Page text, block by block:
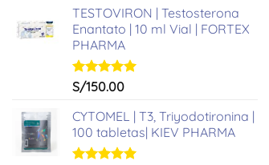
de 5
TESTOVIRON | Testosterona
Enantato | 10 ml Vial | FORTEX
PHARMA
Valorado
de 5
S/150.00
CYTOMEL | T3, Triyodotironina |
100 tabletas| KIEV PHARMA